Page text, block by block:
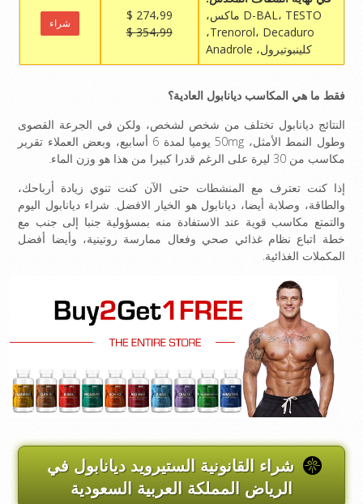
D-BAL، TESTO ماكس،
Trenorol، Decaduro،
كلينبوتيرول، Anadrole
274،99 $
354،99 $
شراء
فقط ما هي المكاسب ديانابول العادية؟
النتائج ديانابول تختلف من شخص لشخص، ولكن في الجرعة القصوى
وطول النمط الأمثل، 50mg يوميا لمدة 6 أسابيع، وبعض العملاء تقرير
مكاسب من 30 ليرة على الرغم قدرا كبيرا من هذا هو وزن الماء.
إذا كنت تعترف مع المنشطات حتى الآن كنت تنوي زيادة أرباحك،
والطاقة، وصلابة أيضا، ديانابول هو الخيار الافضل. شراء ديانابول اليوم
والتمتع مكاسب قوية عند الاستفادة منه بمسؤولية جنبا إلى جنب مع
خطة اتباع نظام غذائي صحي وفعال ممارسة روتينية، وأيضا أفضل
المكملات الغذائية.
شراء القانونية الستيرويد ديانابول في
الرياض المملكة العربية السعودية